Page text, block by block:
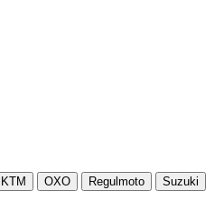
KTM OXO Regulmoto
Suzuki